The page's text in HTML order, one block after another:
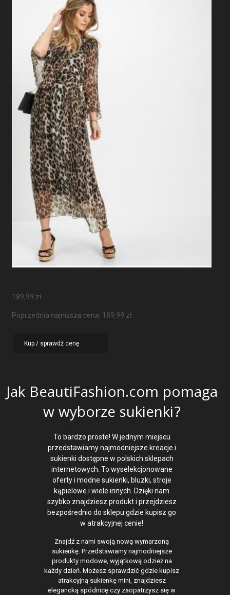
189,99 zł
Poprzednia najniższa cena: 189,99 zł
Kup / sprawdź cenę
Jak BeautiFashion.com pomaga
w wyborze sukienki?
To bardzo proste! W jednym miejscu
przedstawiamy najmodniejsze kreacje i
sukienki dostępne w polskich sklepach
internetowych. To wyselekcjonowane
oferty i modne sukienki, bluzki, stroje
kąpielowe i wiele innych. Dzięki nam
szybko znajdziesz produkt i przejdziesz
bezpośrednio do sklepu gdzie kupisz go
w atrakcyjnej cenie!
Znajdź z nami swoją nową wymarzoną
sukienkę. Przedstawiamy najmodniejsze
produkty modowe, wyjątkową odzież na
każdy dzień. Możesz sprawdzić gdzie kupisz
atrakcyjną sukienkę mini, znajdziesz
elegancką spódnicę czy zaopatrzysz się w